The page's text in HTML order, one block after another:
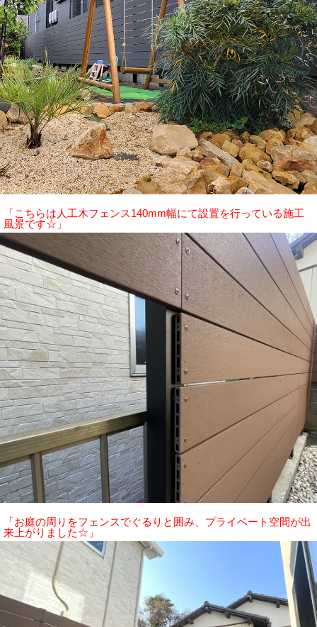
「こちらは人工木フェンス140mm幅にて設置を行っている施工
風景です☆」
「お庭の周りをフェンスでぐるりと囲み、プライベート空間が出
来上がりました☆」